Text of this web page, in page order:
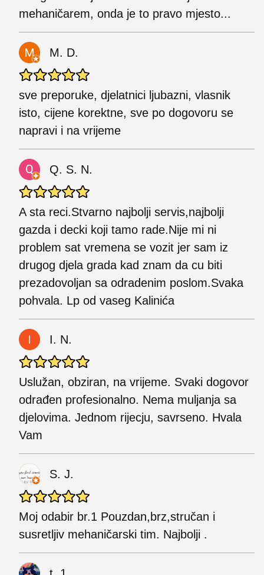
mehaničarem, onda je to pravo mjesto...
M. D.
sve preporuke, djelatnici ljubazni, vlasnik
isto, cijene korektne, sve po dogovoru se
napravi i na vrijeme
Q. S. N.
A sta reci.Stvarno najbolji servis,najbolji
gazda i decki koji tamo rade.Nije mi ni
problem sat vremena se vozit jer sam iz
drugog djela grada kad znam da cu biti
prezadovoljan sa odradenim poslom.Svaka
pohvala. Lp od vaseg Kalinića
I. N.
Uslužan, obziran, na vrijeme. Svaki dogovor
odrađen profesionalno. Nema muljanja sa
djelovima. Jednom rijecju, savrseno. Hvala
Vam
S. J.
Moj odabir br.1 Pouzdan,brz,stručan i
susretljiv mehaničarski tim. Najbolji .